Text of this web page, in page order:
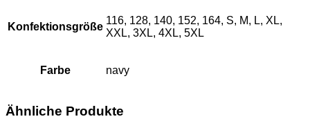
Konfektionsgröße
116, 128, 140, 152, 164, S, M, L, XL,
XXL, 3XL, 4XL, 5XL
Farbe navy
Ähnliche Produkte